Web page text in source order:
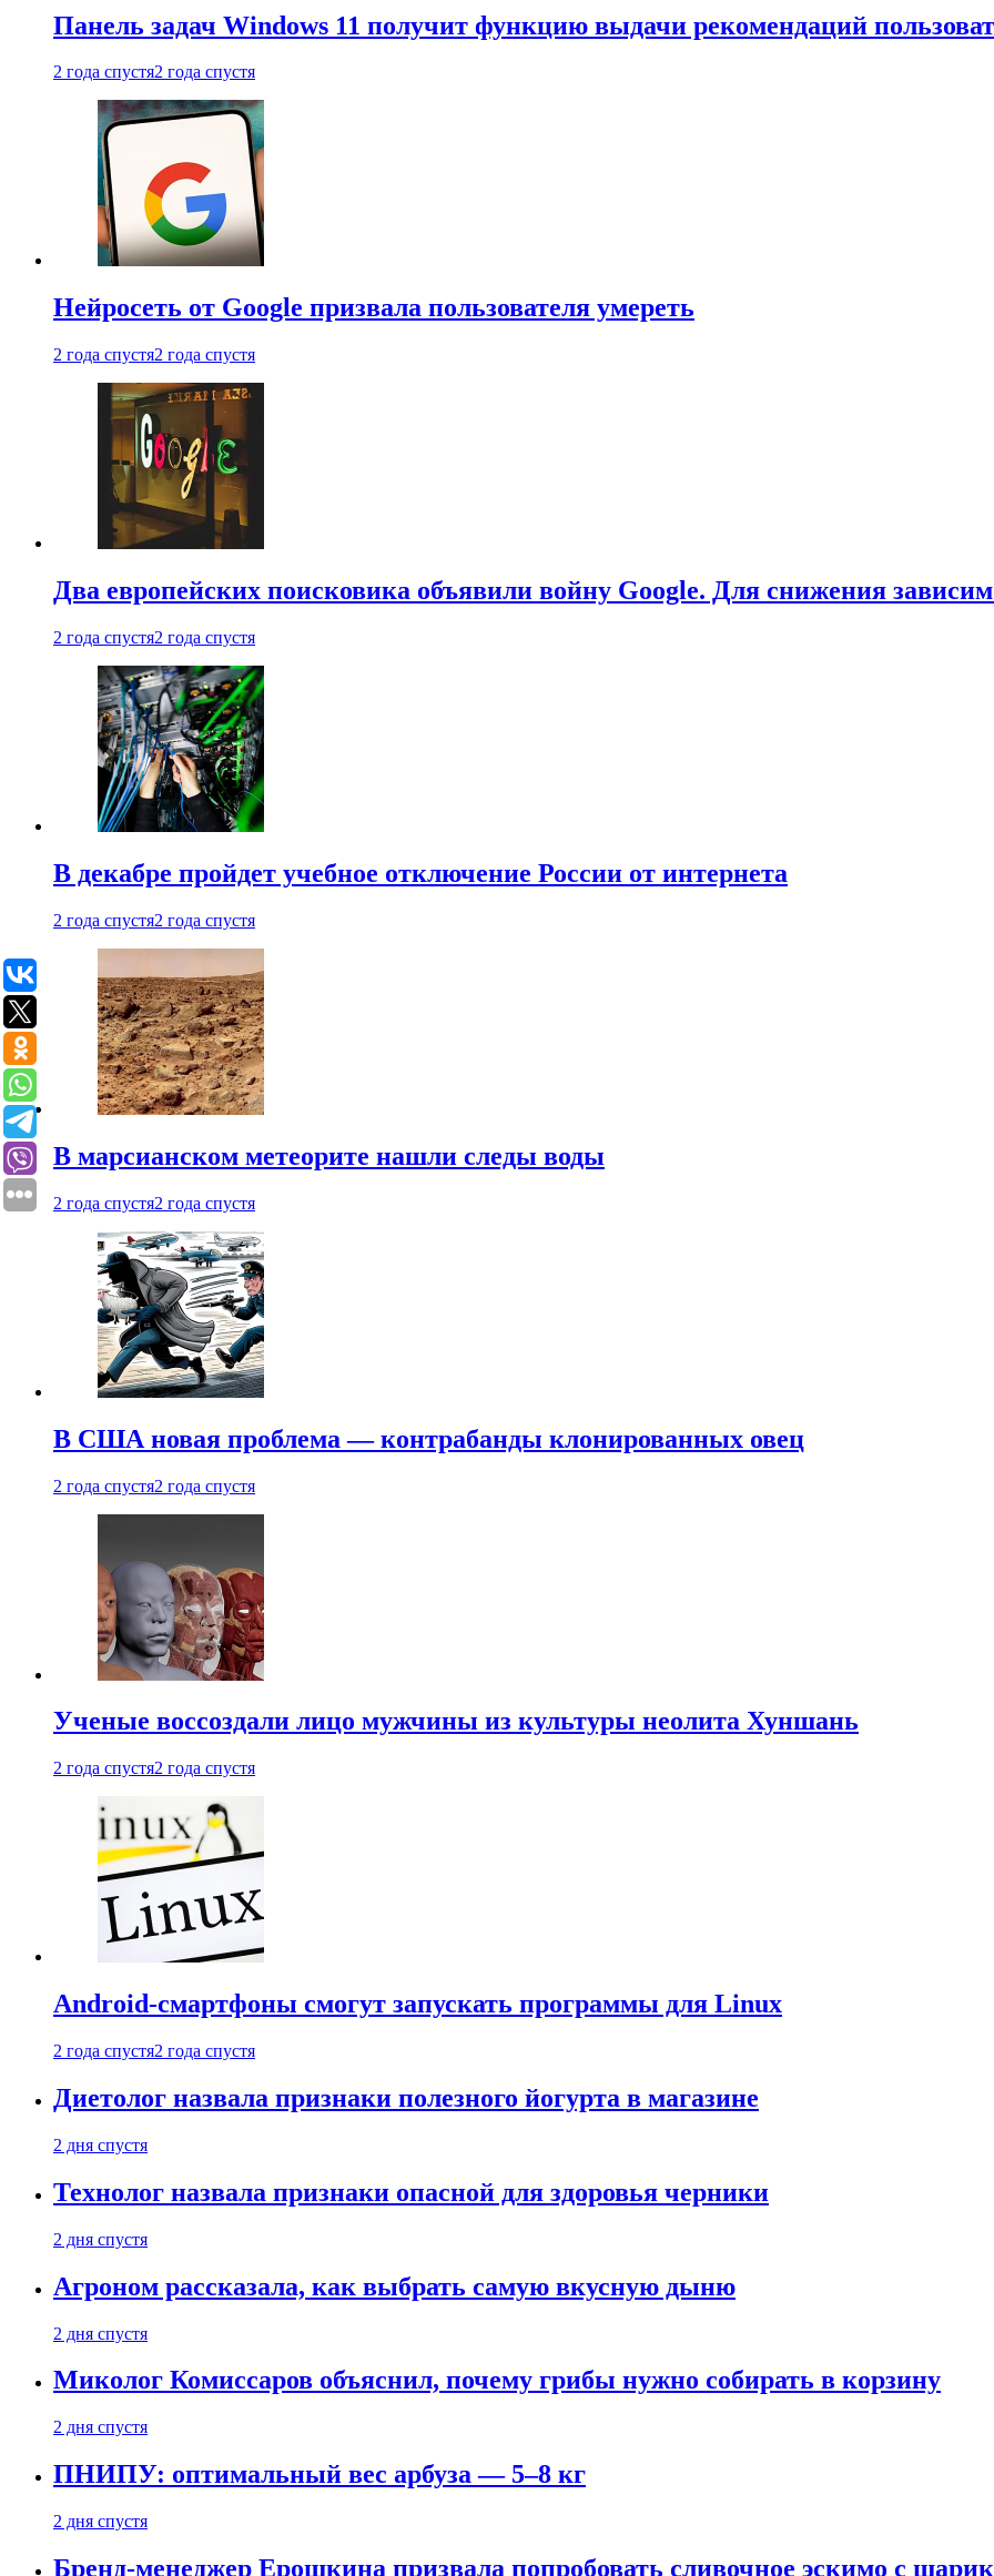
Панель задач Windows 11 получит функцию выдачи рекомендаций
2 года спустя2 года спустя
Нейросеть от Google призвала пользователя умереть
2 года спустя2 года спустя
Два европейских поисковика объявили войну Google. Для снижения
2 года спустя2 года спустя
В декабре пройдет учебное отключение России от интернета
2 года спустя2 года спустя
В марсианском метеорите нашли следы воды
2 года спустя2 года спустя
В США новая проблема — контрабанды клонированных овец
2 года спустя2 года спустя
Ученые воссоздали лицо мужчины из культуры неолита Хуншань
2 года спустя2 года спустя
Android-смартфоны смогут запускать программы для Linux
2 года спустя2 года спустя
Диетолог назвала признаки полезного йогурта в магазине
2 дня спустя
Технолог назвала признаки опасной для здоровья черники
2 дня спустя
Агроном рассказала, как выбрать самую вкусную дыню
2 дня спустя
Миколог Комиссаров объяснил, почему грибы нужно собирать в корзину
2 дня спустя
ПНИПУ: оптимальный вес арбуза — 5–8 кг
2 дня спустя
Бренд-менеджер Ерошкина призвала попробовать сливочное эскимо с